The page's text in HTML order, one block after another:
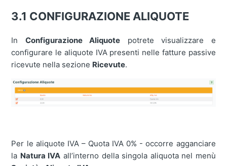
3.1 CONFIGURAZIONE ALIQUOTE
In Configurazione Aliquote potrete visualizzare e
configurare le aliquote IVA presenti nelle fatture passive
ricevute nella sezione Ricevute.
Per le aliquote IVA – Quota IVA 0% - occorre agganciare
la Natura IVA all’interno della singola aliquota nel menù